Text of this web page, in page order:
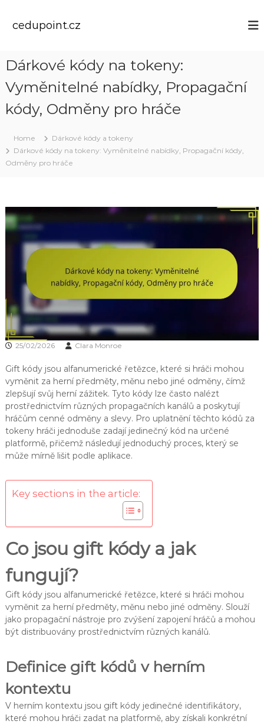
cedupoint.cz
Dárkové kódy na tokeny:
Vyměnitelné nabídky, Propagační
kódy, Odměny pro hráče
Home
Dárkové kódy a tokeny
Dárkové kódy na tokeny: Vyměnitelné nabídky, Propagační kódy,
Odměny pro hráče
25/02/2026 Clara Monroe
Gift kódy jsou alfanumerické řetězce, které si hráči mohou
vyměnit za herní předměty, měnu nebo jiné odměny, čímž
zlepšují svůj herní zážitek. Tyto kódy lze často nalézt
prostřednictvím různých propagačních kanálů a poskytují
hráčům cenné odměny a slevy. Pro uplatnění těchto kódů za
tokeny hráči jednoduše zadají jedinečný kód na určené
platformě, přičemž následují jednoduchý proces, který se
může mírně lišit podle aplikace.
Key sections in the article:
Co jsou gift kódy a jak
fungují?
Gift kódy jsou alfanumerické řetězce, které si hráči mohou
vyměnit za herní předměty, měnu nebo jiné odměny. Slouží
jako propagační nástroje pro zvýšení zapojení hráčů a mohou
být distribuovány prostřednictvím různých kanálů.
Definice gift kódů v herním
kontextu
V herním kontextu jsou gift kódy jedinečné identifikátory,
které mohou hráči zadat na platformě, aby získali konkrétní